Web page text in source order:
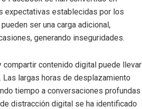
expectativas establecidas por los
ser una carga adicional,
generando inseguridades.
contenido digital puede llevar
largas horas de desplazamiento
tiempo a conversaciones profundas
distracción digital se ha identificado